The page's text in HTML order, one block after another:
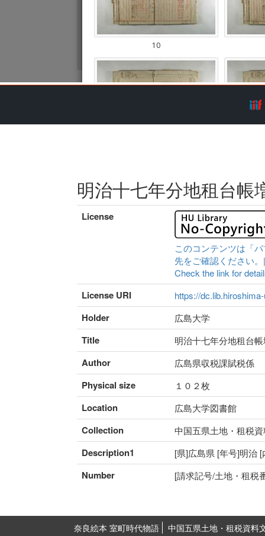
明治十七年分地租台
License
このコンテンツは「
先をご確認ください
Check the link for
License URI https://
Holder 広島大学
Title 明治十七年分地租台
Author 広島県収税課賦税係
Physical size １０２枚
Location 広島大学図書館
Collection 中国五県土地・租税
Description1 [県]広島県 [年号]明治
Number [請求記号/土地・租税
奈良絵本 室町時代物語 中国五県土地・租税資料